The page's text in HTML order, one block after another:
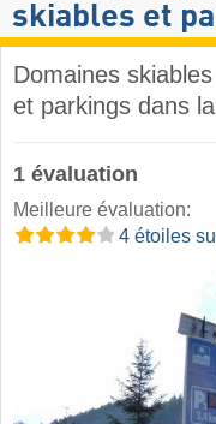
skiables et
Domaines
et parkings dans
1 évaluation
Meilleure évaluation:
4 étoiles